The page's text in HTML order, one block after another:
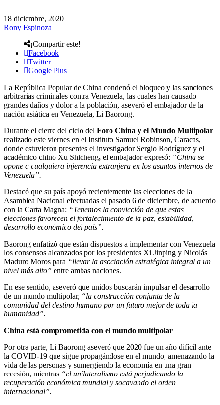
18 diciembre, 2020
Rony Espinoza
¡Compartir este!
Facebook
Twitter
Google Plus
La República Popular de China condenó el bloqueo y las sanciones
arbitrarias criminales contra Venezuela, las cuales han causado
grandes daños y dolor a la población, aseveró el embajador de la
nación asiática en Venezuela, Li Baorong.
Durante el cierre del ciclo del Foro China y el Mundo Multipolar
realizado este viernes en el Instituto Samuel Robinson, Caracas,
donde estuvieron presentes el investigador Sergio Rodríguez y el
académico chino Xu Shicheng, el embajador expresó: “China se
opone a cualquiera injerencia extranjera en los asuntos internos de
Venezuela”.
Destacó que su país apoyó recientemente las elecciones de la
Asamblea Nacional efectuadas el pasado 6 de diciembre, de acuerdo
con la Carta Magna: “Tenemos la convicción de que estas
elecciones favorecen el fortalecimiento de la paz, estabilidad,
desarrollo económico del país”.
Baorong enfatizó que están dispuestos a implementar con Venezuela
los consensos alcanzados por los presidentes Xi Jinping y Nicolás
Maduro Moros para “llevar la asociación estratégica integral a un
nivel más alto” entre ambas naciones.
En ese sentido, aseveró que unidos buscarán impulsar el desarrollo
de un mundo multipolar, “la construcción conjunta de la
comunidad del destino humano por un futuro mejor de toda la
humanidad”.
China está comprometida con el mundo multipolar
Por otra parte, Li Baorong aseveró que 2020 fue un año difícil ante
la COVID-19 que sigue propagándose en el mundo, amenazando la
vida de las personas y sumergiendo la economía en una gran
recesión, mientras “el unilateralismo está perjudicando la
recuperación económica mundial y socavando el orden
internacional”.